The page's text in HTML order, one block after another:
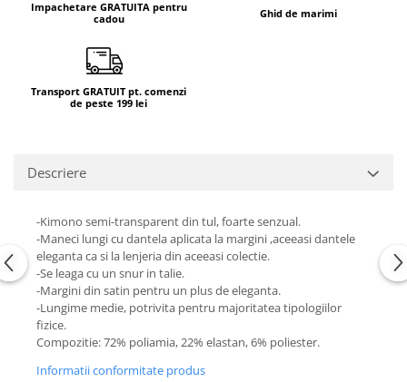
Impachetare GRATUITA pentru
cadou
Ghid de marimi
Transport GRATUIT pt. comenzi
de peste 199 lei
Descriere
-Kimono semi-transparent din tul, foarte senzual.
-Maneci lungi cu dantela aplicata la margini ,aceeasi dantele
eleganta ca si la lenjeria din aceeasi colectie.
-Se leaga cu un snur in talie.
-Margini din satin pentru un plus de eleganta.
-Lungime medie, potrivita pentru majoritatea tipologiilor
fizice.
Compozitie: 72% poliamia, 22% elastan, 6% poliester.
Informatii conformitate produs